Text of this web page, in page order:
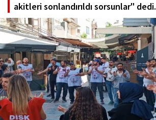
akitleri sonlandırıldı sorsunlar" dedi.